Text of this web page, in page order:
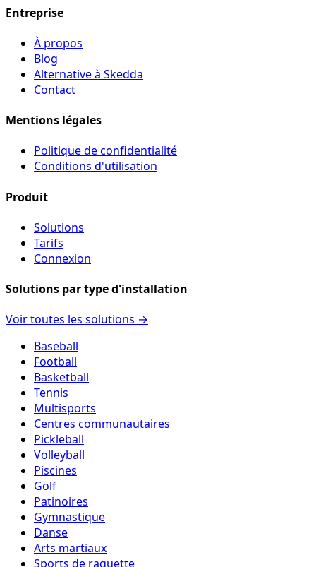
Entreprise
À propos
Blog
Alternative à Skedda
Contact
Mentions légales
Politique de confidentialité
Conditions d'utilisation
Produit
Solutions
Tarifs
Connexion
Solutions par type d'installation
Voir toutes les solutions →
Baseball
Football
Basketball
Tennis
Multisports
Centres communautaires
Pickleball
Volleyball
Piscines
Golf
Patinoires
Gymnastique
Danse
Arts martiaux
Sports de raquette